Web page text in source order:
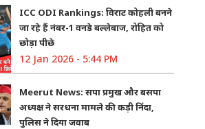
ICC ODI Rankings: विराट कोहली बनने
जा रहे हैं नंबर-1 वनडे बल्लेबाज, रोहित को
छोड़ा पीछे
12 Jan 2026 - 5:44 PM
Meerut News: सपा प्रमुख और बसपा
अध्यक्ष ने सरधना मामले की कड़ी निंदा,
पुलिस ने दिया जवाब